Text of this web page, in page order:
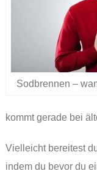
Sodbrennen –
kommt gerade bei
Vielleicht bereitest
indem du bevor du